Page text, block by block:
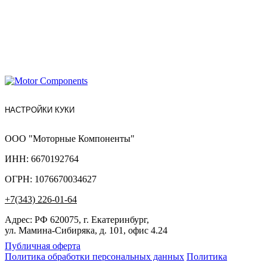
НАСТРОЙКИ КУКИ
ООО "Моторные Компоненты"
ИНН: 6670192764
ОГРН: 1076670034627
+7(343) 226-01-64
Адрес: РФ 620075, г. Екатеринбург,
ул. Мамина-Сибиряка, д. 101, офис 4.24
Публичная оферта
Политика обработки персональных данных Политика